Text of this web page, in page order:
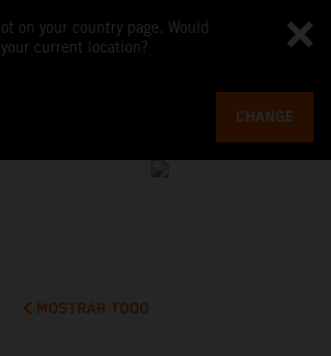
on your country page. Would
current location?
CHANGE
MOSTRAR TODO